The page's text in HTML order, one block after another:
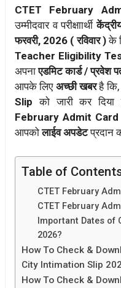
CTET February
उम्मीदवार व परीक्षाार्थी केंद्रीय
फरवरी, 2026 ( रविवार )के
Teacher Eligibility
अपनाएडमिट कार्ड / प्रवेश
आपके लिए अच्छी खबरहै कि,
Slip को जारी कर
February Admit
आपकोलाईव अपडेटप्रदान
Table of
CTET February
CTET February
Important Dates of
2026?
How To Check &
City Intimation Slip
How To Check &